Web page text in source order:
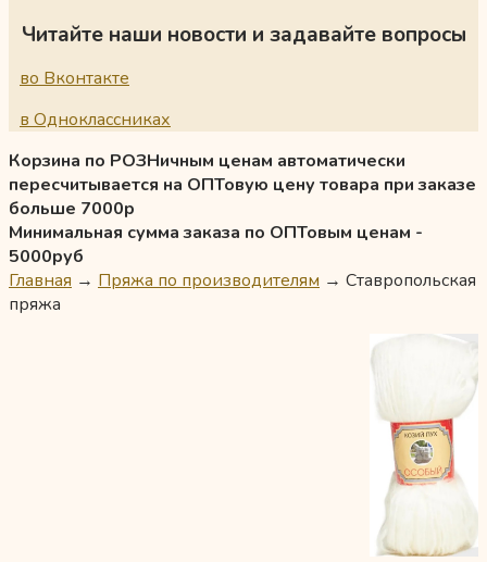
Читайте наши новости и задавайте вопросы
во Вконтакте
в Одноклассниках
Корзина по РОЗНичным ценам автоматически
пересчитывается на ОПТовую цену товара при заказе
больше 7000р
Минимальная сумма заказа по ОПТовым ценам -
5000руб
Главная → Пряжа по производителям → Ставропольская
пряжа